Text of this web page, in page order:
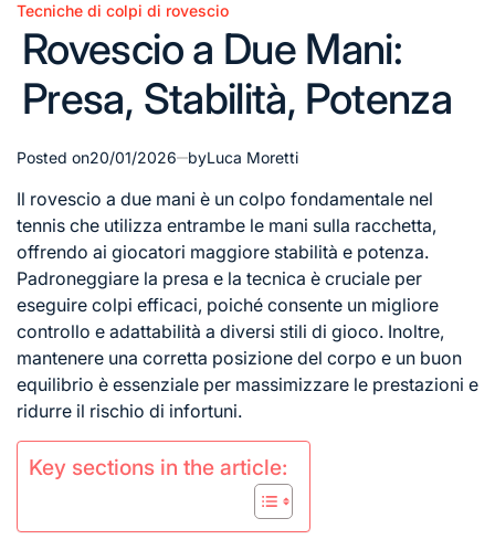
Posted
Tecniche di colpi di rovescio
Rovescio a Due Mani:
Presa, Stabilità, Potenza
Posted on20/01/2026 byLuca Moretti
Il rovescio a due mani è un colpo fondamentale nel
tennis che utilizza entrambe le mani sulla racchetta,
offrendo ai giocatori maggiore stabilità e potenza.
Padroneggiare la presa e la tecnica è cruciale per
eseguire colpi efficaci, poiché consente un migliore
controllo e adattabilità a diversi stili di gioco. Inoltre,
mantenere una corretta posizione del corpo e un buon
equilibrio è essenziale per massimizzare le prestazioni e
ridurre il rischio di infortuni.
Key sections in the article: